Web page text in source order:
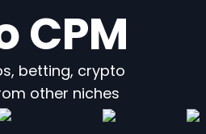
CPM
betting, crypto
other niches